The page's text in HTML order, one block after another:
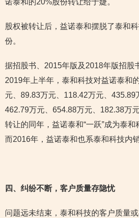
诺泰和的20%股份转让给于婕。
股权被转让后，益诺泰和摆脱了泰和
份。
据招股书、2015年版及2018年版招股
2019年上半年，泰和科技对益诺泰和
元、89.83万元、118.42万元、435.89
462.79万元、654.88万元、182.38万
转让的同年，益诺泰和“一跃”成为泰和
而2016年，益诺泰和也系泰和科技内
四、纠纷不断，客户质量存隐忧
问题远未结束，泰和科技的客户质量或